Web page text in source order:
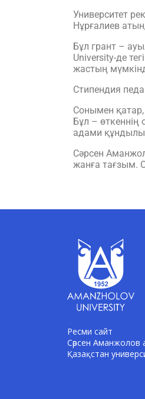
Университет
Нұрғалиев
Бұл грант –
University-де
жастың
Стипендия
Сонымен
Бұл –
адами
Сәрсен
жанға тағзым.
Ресми сайт
Сәрсен
Қазақстан